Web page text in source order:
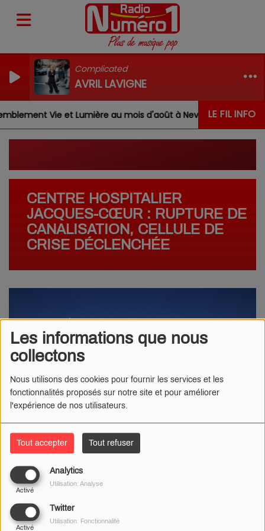
Les informations que nous
collectons
Nous utilisons des cookies pour fournir les services et les
fonctionnalités proposés sur notre site et pour améliorer
l'expérience de nos utilisateurs.
Tout accepter Tout refuser
Analytics
Activé
Utilisation: Analyse
Twitter
Activé
Utilisation: Fonctionnalité
Complicated
AVRIL LAVIGNE
LE FIL INFO
Vie et Lumière au mois d'août à Nevoy
CENTRE HOSPITALIER
JACQUES-CŒUR : RUPTURE DE
CANALISATION, CELLULE DE
CRISE DÉCLENCHÉE
18 DÉCEMBRE 2025
Radio Numéro 1
canalisation est survenue au niveau du service de